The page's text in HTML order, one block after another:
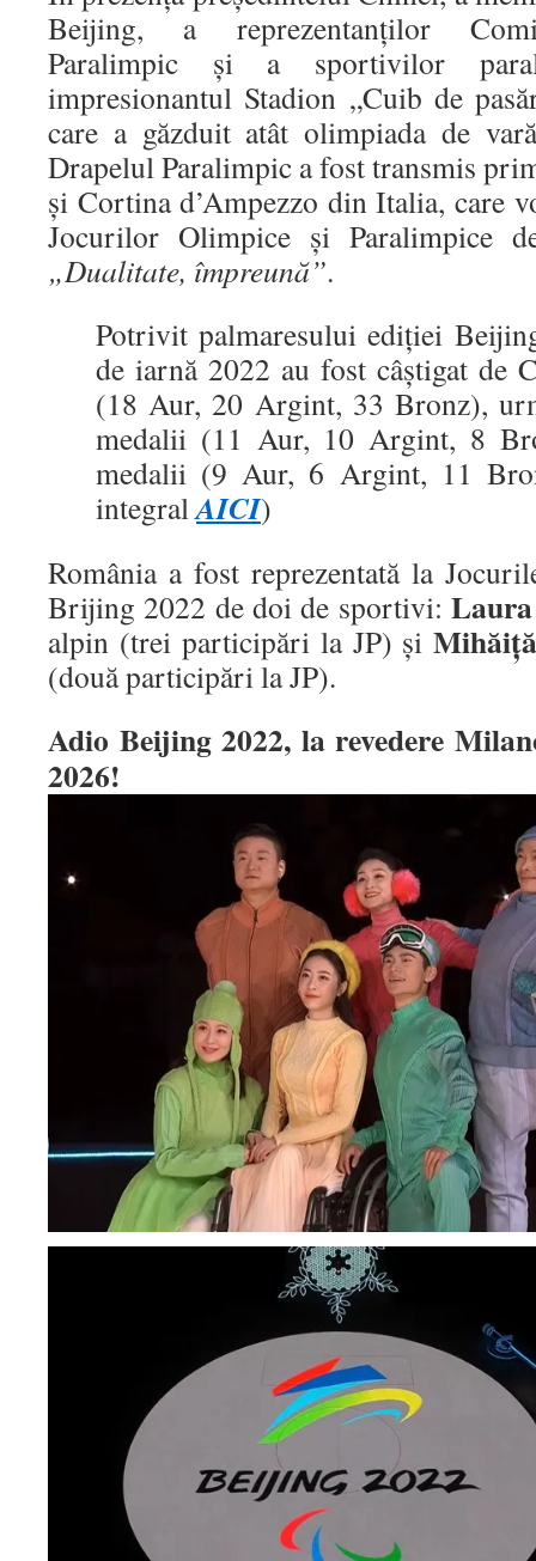
Beijing, a reprezentanților
Paralimpic și a sportivilor
impresionantul Stadion „Cuib de
care a găzduit atât olimpiada de
Drapelul Paralimpic a fost transmis
și Cortina d’Ampezzo din Italia, care
Jocurilor Olimpice și Paralimpice
„Dualitate, împreună”.
Potrivit palmaresului ediției
de iarnă 2022 au fost câștigat de
(18 Aur, 20 Argint, 33 Bronz),
medalii (11 Aur, 10 Argint, 8
medalii (9 Aur, 6 Argint, 11
integralAICI)
România a fost reprezentată la
Brijing 2022 de doi de sportivi:
alpin (trei participări la JP) și
(două participări la JP).
Adio Beijing 2022, la revedere
2026!